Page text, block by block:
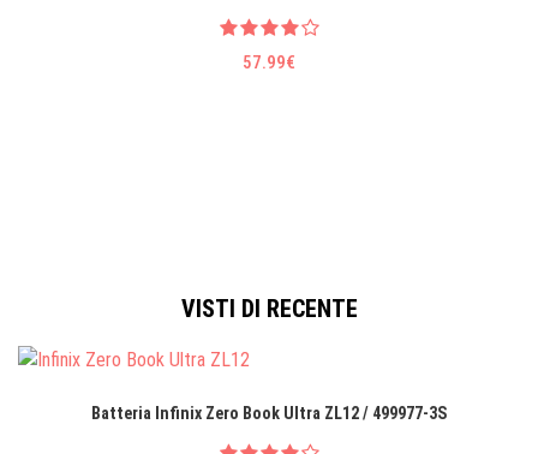
57.99€
VISTI DI RECENTE
Batteria Infinix Zero Book Ultra ZL12 / 499977-3S